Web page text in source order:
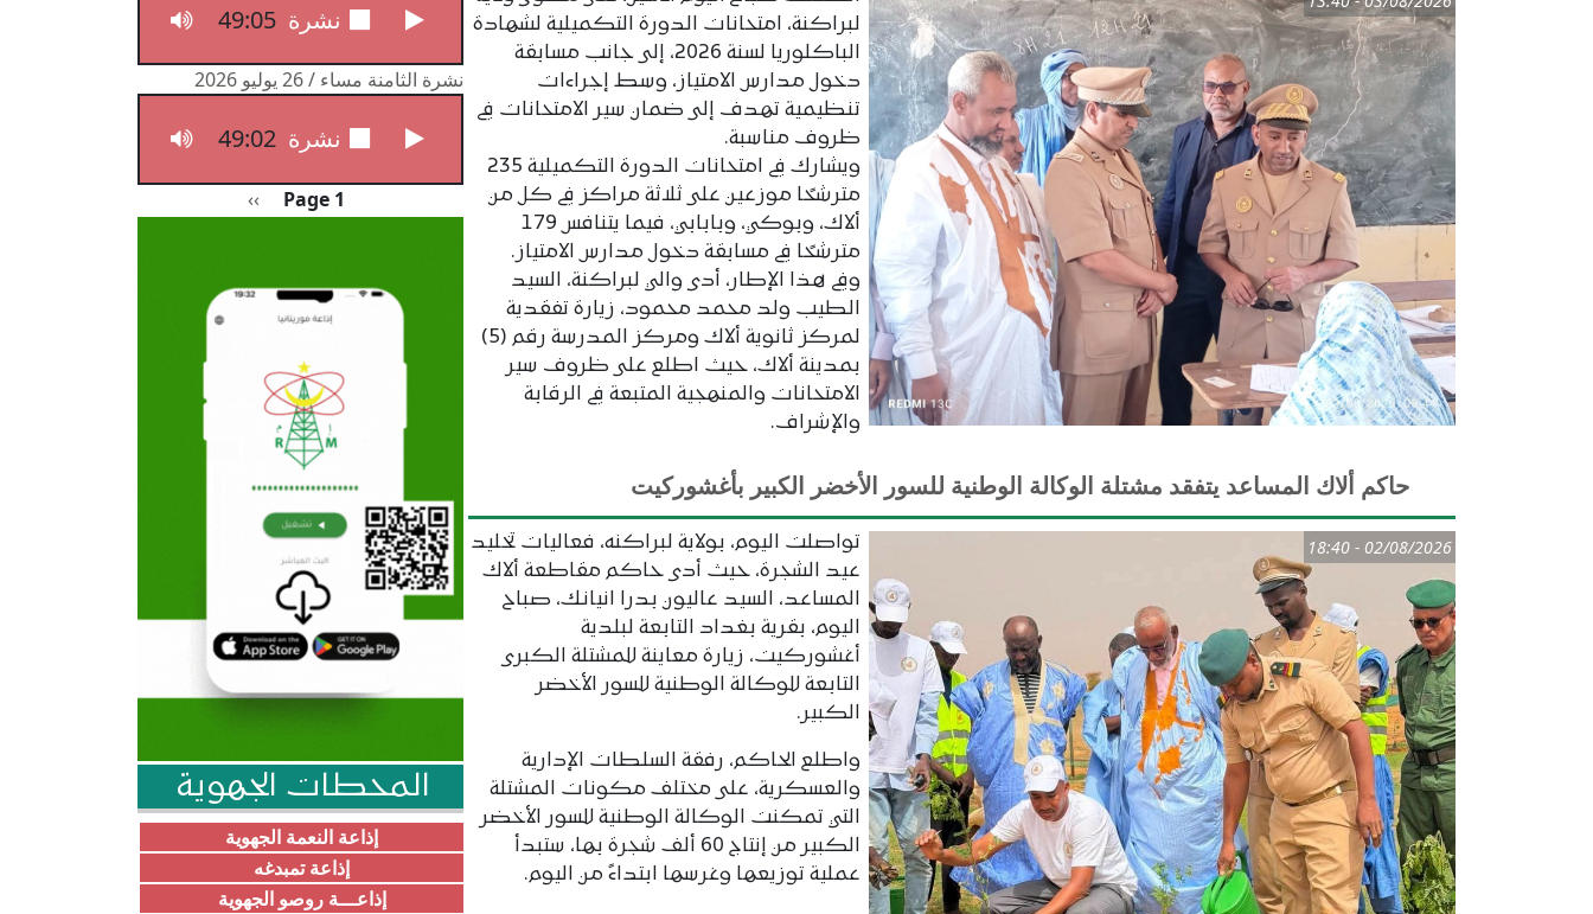
لبراكنة، امتحانات الدورة التكميلية لشهادة
الباكلوريا لسنة 2026، إلى جانب مسابقة
دخول مدارس الامتياز، وسط إجراءات
تنظيمية تهدف إلى ضمان سير الامتحانات في
ظروف مناسبة.
ويشارك في امتحانات الدورة التكميلية 235
مترشحًا موزعين على ثلاثة مراكز في كل من
ألاك، وبوكي، وبابابي، فيما يتنافس 179
مترشحًا في مسابقة دخول مدارس الامتياز.
وفي هذا الإطار، أدى والي لبراكنة، السيد
الطيب ولد محمد محمود، زيارة تفقدية
لمركز ثانوية ألاك ومركز المدرسة رقم (5)
بمدينة ألاك، حيث اطلع على ظروف سير
الامتحانات والمنهجية المتبعة في الرقابة
والإشراف.
حاكم ألاك المساعد يتفقد مشتلة الوكالة الوطنية للسور الأخضر الكبير بأغشوركيت
02/08/2026 - 18:40
تواصلت اليوم، بولاية لبراكنه، فعاليات تخليد
عيد الشجرة، حيث أدى حاكم مقاطعة ألاك
المساعد، السيد عاليون بدرا انيانك، صباح
اليوم، بقرية بغداد التابعة لبلدية
أغشوركيت، زيارة معاينة للمشتلة الكبرى
التابعة للوكالة الوطنية للسور الأخضر
الكبير.
واطلع الحاكم، رفقة السلطات الإدارية
والعسكرية، على مختلف مكونات المشتلة
التي تمكنت الوكالة الوطنية للسور الأخضر
الكبير من إنتاج 60 ألف شجرة بها، ستبدأ
عملية توزيعها وغرسها ابتداءً من اليوم.
نشرة الثامنة مساء / 27 يوليو 2026
49:05
نشرة الثامنة مساء / 26 يوليو 2026
نشرة الثامنة مساء / 26 يوليو 2026
49:02
Pagination
Page 1 الصفحة التالية
››
المحطات الجهوية
إذاعة النعمة الجهوية
إذاعة تمبدغه
إذاعـــة روصو الجهوية